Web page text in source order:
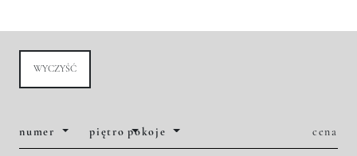
WYCZYŚĆ
numer piętro pokoje cena